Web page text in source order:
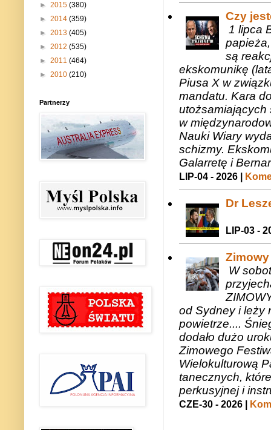
Czy
1 lipca
są
ekskomunikę
Piusa X w
mandatu. Kara
utożsamiających
w
Nauki Wiary
schizmy.
Galarretę i
LIP-04 - 2026 |
Dr
LIP-03 -
W
od Sydney i leży
powietrze....
dodało dużo
Zimowego
Wielokulturową
tanecznych,
perkusyjnej i
CZE-30 - 2026 |
► 2015 (380)
► 2014 (359)
► 2013 (405)
► 2012 (535)
► 2011 (464)
► 2010 (210)
Partnerzy